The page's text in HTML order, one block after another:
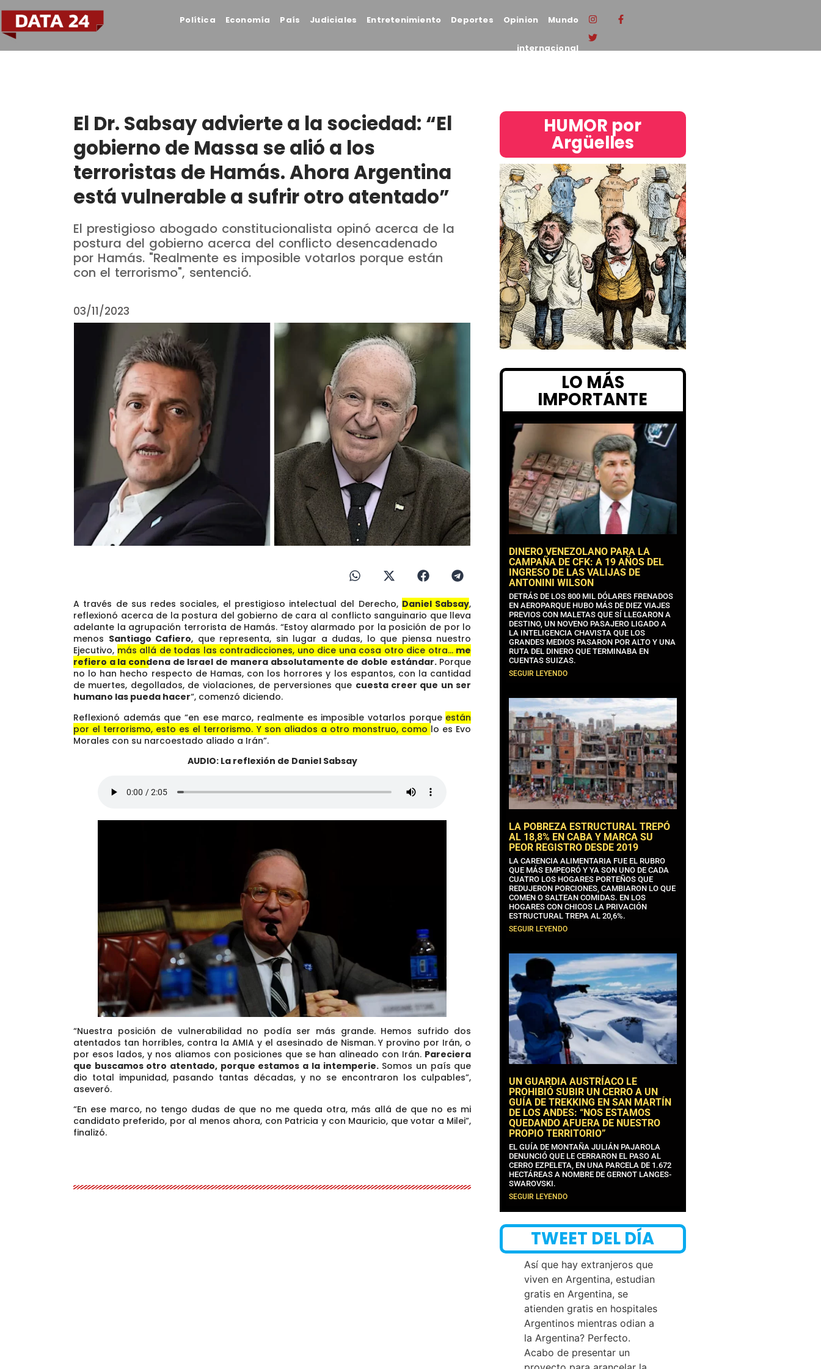
Política Economía País Judiciales Entretenimiento Deportes Opinion Mundo
internacional
El Dr. Sabsay advierte a la sociedad: “El
gobierno de Massa se alió a los
terroristas de Hamás. Ahora Argentina
está vulnerable a sufrir otro atentado”
El prestigioso abogado constitucionalista opinó acerca de la
postura del gobierno acerca del conflicto desencadenado
por Hamás. "Realmente es imposible votarlos porque están
con el terrorismo", sentenció.
03/11/2023
A través de sus redes sociales, el prestigioso intelectual del Derecho, Daniel Sabsay,
reflexionó acerca de la postura del gobierno de cara al conflicto sanguinario que lleva
adelante la agrupación terrorista de Hamás. “Estoy alarmado por la posición de por lo
menos Santiago Cafiero, que representa, sin lugar a dudas, lo que piensa nuestro
Ejecutivo, más allá de todas las contradicciones, uno dice una cosa otro dice otra… me
refiero a la condena de Israel de manera absolutamente de doble estándar.Porque
no lo han hecho respecto de Hamas, con los horrores y los espantos, con la cantidad
de muertes, degollados, de violaciones, de perversiones que cuesta creer que un ser
humano las pueda hacer“, comenzó diciendo.
Reflexionó además que “en ese marco, realmente es imposible votarlos porque están
por el terrorismo, esto es el terrorismo. Y son aliados a otro monstruo, como lo es Evo
Morales con su narcoestado aliado a Irán”.
AUDIO: La reflexión de Daniel Sabsay
“Nuestra posición de vulnerabilidad no podía ser más grande. Hemos sufrido dos
atentados tan horribles, contra la AMIA y el asesinado de Nisman. Y provino por Irán, o
por esos lados, y nos aliamos con posiciones que se han alineado con Irán. Pareciera
que buscamos otro atentado, porque estamos a la intemperie.Somos un país que
dio total impunidad, pasando tantas décadas, y no se encontraron los culpables”,
aseveró.
“En ese marco, no tengo dudas de que no me queda otra, más allá de que no es mi
candidato preferido, por al menos ahora, con Patricia y con Mauricio, que votar a Milei”,
finalizó.
HUMOR por
Argüelles​
LO MÁS
IMPORTANTE
DINERO VENEZOLANO PARA LA
CAMPAÑA DE CFK: A 19 AÑOS DEL
INGRESO DE LAS VALIJAS DE
ANTONINI WILSON
DETRÁS DE LOS 800 MIL DÓLARES FRENADOS
EN AEROPARQUE HUBO MÁS DE DIEZ VIAJES
PREVIOS CON MALETAS QUE SÍ LLEGARON A
DESTINO, UN NOVENO PASAJERO LIGADO A
LA INTELIGENCIA CHAVISTA QUE LOS
GRANDES MEDIOS PASARON POR ALTO Y UNA
RUTA DEL DINERO QUE TERMINABA EN
CUENTAS SUIZAS.
SEGUIR LEYENDO
LA POBREZA ESTRUCTURAL TREPÓ
AL 18,8% EN CABA Y MARCA SU
PEOR REGISTRO DESDE 2019
LA CARENCIA ALIMENTARIA FUE EL RUBRO
QUE MÁS EMPEORÓ Y YA SON UNO DE CADA
CUATRO LOS HOGARES PORTEÑOS QUE
REDUJERON PORCIONES, CAMBIARON LO QUE
COMEN O SALTEAN COMIDAS. EN LOS
HOGARES CON CHICOS LA PRIVACIÓN
ESTRUCTURAL TREPA AL 20,6%.
SEGUIR LEYENDO
UN GUARDIA AUSTRÍACO LE
PROHIBIÓ SUBIR UN CERRO A UN
GUÍA DE TREKKING EN SAN MARTÍN
DE LOS ANDES: “NOS ESTAMOS
QUEDANDO AFUERA DE NUESTRO
PROPIO TERRITORIO”
EL GUÍA DE MONTAÑA JULIÁN PAJAROLA
DENUNCIÓ QUE LE CERRARON EL PASO AL
CERRO EZPELETA, EN UNA PARCELA DE 1.672
HECTÁREAS A NOMBRE DE GERNOT LANGES-
SWAROVSKI.
SEGUIR LEYENDO
TWEET DEL DÍA
Así que hay extranjeros que
viven en Argentina, estudian
gratis en Argentina, se
atienden gratis en hospitales
Argentinos mientras odian a
la Argentina? Perfecto.
Acabo de presentar un